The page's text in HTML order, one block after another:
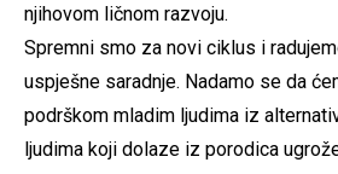
njihovom ličnom razvoju.
Spremni smo za novi ciklus i
uspješne saradnje. Nadamo se da
podrškom mladim ljudima iz
ljudima koji dolaze iz porodica